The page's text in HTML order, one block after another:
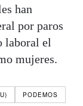
han
por paros
laboral el
mujeres.
PODEMOS